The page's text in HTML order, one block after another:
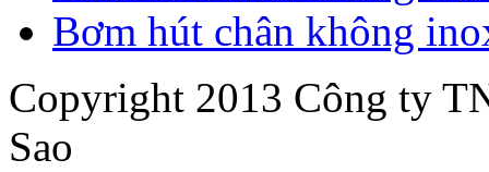
Bơm hút chân không
Copyright 2013 Công ty
Sao